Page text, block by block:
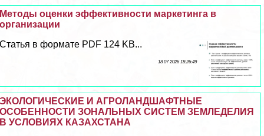
Методы оценки эффективности маркетинга в
организации
Статья в формате PDF 124 KB...
18 07 2026 18:26:49
ЭКОЛОГИЧЕСКИЕ И АГРОЛАНДШАФТНЫЕ
ОСОБЕННОСТИ ЗОНАЛЬНЫХ СИСТЕМ ЗЕМЛЕДЕЛИЯ
В УСЛОВИЯХ КАЗАХСТАНА